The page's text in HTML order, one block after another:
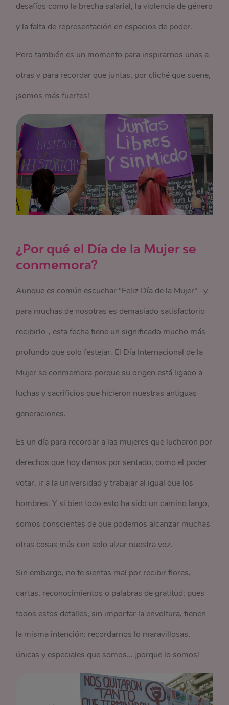
desafíos como la brecha salarial, la violencia de género
y la falta de representación en espacios de poder.
Pero también es un momento para inspirarnos unas a
otras y para recordar que juntas, por cliché que suene,
¡somos más fuertes!
¿Por qué el Día de la Mujer se
conmemora?
Aunque es común escuchar “Feliz Día de la Mujer" -y
para muchas de nosotras es demasiado satisfactorio
recibirlo-, esta fecha tiene un significado mucho más
profundo que solo festejar. El Día Internacional de la
Mujer se conmemora porque su origen está ligado a
luchas y sacrificios que hicieron nuestras antiguas
generaciones.
Es un día para recordar a las mujeres que lucharon por
derechos que hoy damos por sentado, como el poder
votar, ir a la universidad y trabajar al igual que los
hombres. Y si bien todo esto ha sido un camino largo,
somos conscientes de que podemos alcanzar muchas
otras cosas más con solo alzar nuestra voz.
Sin embargo, no te sientas mal por recibir flores,
cartas, reconocimientos o palabras de gratitud; pues
todos estos detalles, sin importar la envoltura, tienen
la misma intención: recordarnos lo maravillosas,
únicas y especiales que somos… ¡porque lo somos!